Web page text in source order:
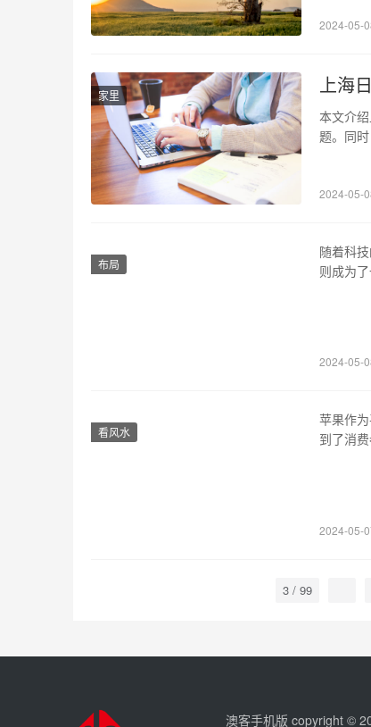
能除霜
2024-05-
家里 上海
本文介
题。同
除了维
2024-05-
布局
随着科
则成为
2024-05-
看风水
苹果作
到了消
2024-05-
3 / 99
澳客手机版 copyright ©